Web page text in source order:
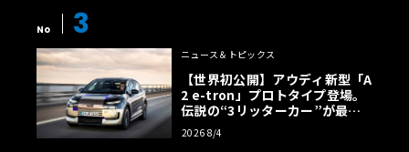
No 3
ニュース＆トピックス
【世界初公開】アウディ新型「A
2 e-tron」プロトタイプ登場。
伝説の“3リッターカー”が最高
効率エントリーBEVとして復活
【画像38枚】
2026 8/4